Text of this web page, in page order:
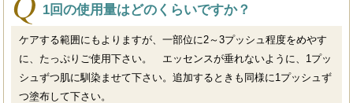
1回の使用量はどのくらいですか？
ケアする範囲にもよりますが、一部位に2～3プッシュ程度をめやす
に、たっぷりご使用下さい。 エッセンスが垂れないように、1プッ
シュずつ肌に馴染ませて下さい。追加するときも同様に1プッシュず
つ塗布して下さい。